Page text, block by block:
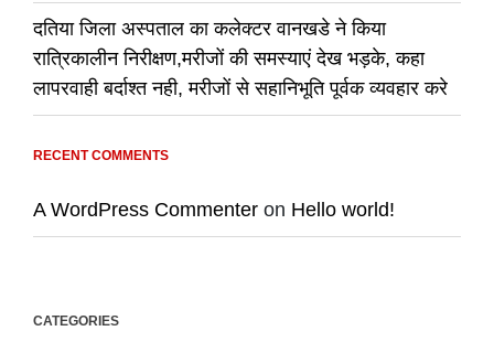
दतिया जिला अस्पताल का कलेक्टर वानखडे ने किया
रात्रिकालीन निरीक्षण,मरीजों की समस्याएं देख भड़के, कहा
लापरवाही बर्दाश्त नही, मरीजों से सहानिभूति पूर्वक व्यवहार करे
RECENT COMMENTS
A WordPress Commenter on Hello world!
CATEGORIES